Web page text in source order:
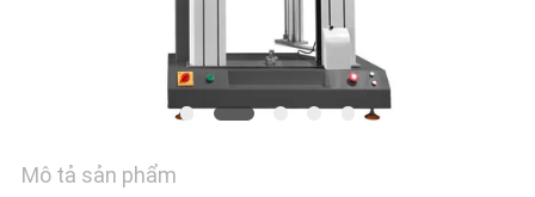
Mô tả sản phẩm